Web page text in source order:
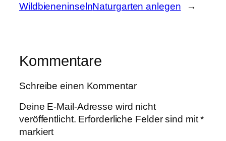
WildbieneninselnNaturgarten anlegen
→
Kommentare
Schreibe einen Kommentar
Deine E-Mail-Adresse wird nicht
veröffentlicht. Erforderliche Felder sind mit*
markiert